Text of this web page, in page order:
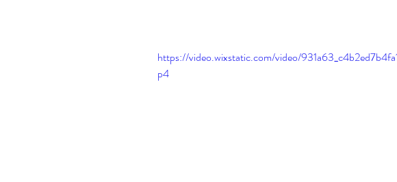
https://video.wixstatic.com/video/
p4